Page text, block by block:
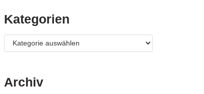
Kategorien
Archiv